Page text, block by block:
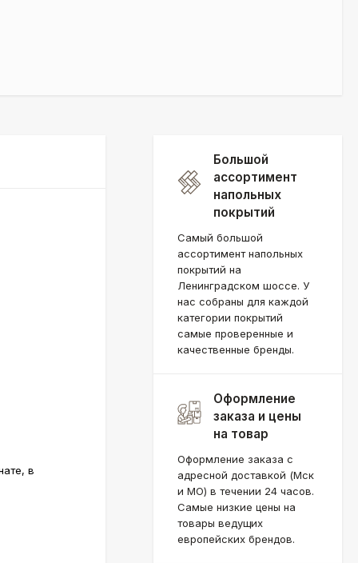
в
Большой
ассортимент
напольных
покрытий
Самый большой
ассортимент напольных
покрытий на
Ленинградском шоссе. У
нас собраны для каждой
категории покрытий
самые проверенные и
качественные бренды.
Оформление
заказа и цены
на товар
Оформление заказа с
адресной доставкой (Мск
и МО) в течении 24 часов.
Самые низкие цены на
товары ведущих
европейских брендов.